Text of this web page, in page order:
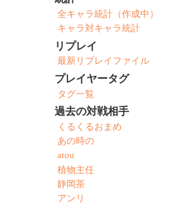
全キャラ統計（作成中）
キャラ対キャラ統計
リプレイ
最新リプレイファイル
プレイヤータグ
タグ一覧
過去の対戦相手
くるくるおまめ
あの時の
atou
植物主任
静岡茶
アンリ